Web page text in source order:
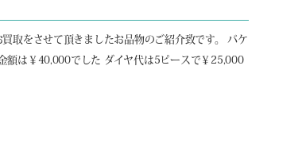
取をさせて頂きましたお品物のご紹介致です。 バケ
額は￥40,000でした ダイヤ代は5ピースで￥25,000